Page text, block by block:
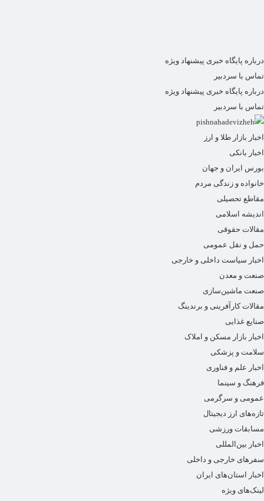
درباره پایگاه خبری پیشنهاد ویژه
تماس با سردبیر
درباره پایگاه خبری پیشنهاد ویژه
تماس با سردبیر
اخبار بازار طلا و ارز
اخبار بانکی
بورس ایران و جهان
خانواده و زندگی مردم
مقاطع تحصیلی
اندیشه اسلامی
مقالات حقوقی
حمل و نقل عمومی
اخبار سیاست داخلی و خارجی
صنعت و معدن
صنعت ماشین‌سازی
مقالات کارآفرینی و برندینگ
صنایع غذایی
اخبار بازار مسکن و املاک
سلامت و پزشکی
اخبار علم و فناوری
فرهنگ و سینما
عمومی و سرگرمی
تازه‌های ارز دیجیتال
مسابقات ورزشی
اخبار بین‌المللی
سفرهای خارجی و داخلی
اخبار استان‌های ایران
لینک‌های ویژه